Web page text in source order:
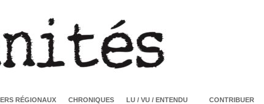
RÉGIONAUX CHRONIQUES LU / VU / ENTENDU CONTRIBUER